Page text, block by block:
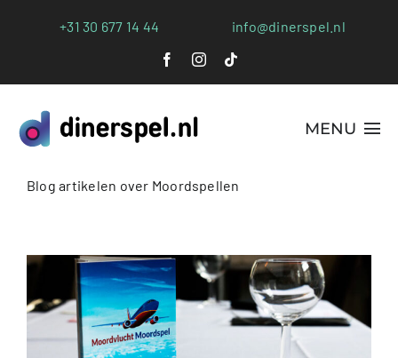
+31 30 677 14 44 info@dinerspel.nl
MENU
Alle Spellen
Webshop
FAQs
Blog artikelen over Moordspellen